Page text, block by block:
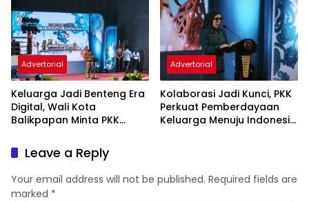
Advertorial
Keluarga Jadi Benteng Era
Digital, Wali Kota
Balikpapan Minta PKK
Karakter Generasi Muda
Advertorial
Kolaborasi Jadi Kunci, PKK
Perkuat Pemberdayaan
Keluarga Menuju Indonesia
Leave a Reply
Your email address will not be published. Required fields are
marked *